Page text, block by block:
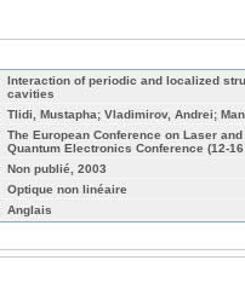
Interaction of periodic and localized
cavities
Tlidi, Mustapha; Vladimirov, Andrei;
The European Conference on Laser
Quantum Electronics Conference (12-
Non publié, 2003
Optique non linéaire
Anglais